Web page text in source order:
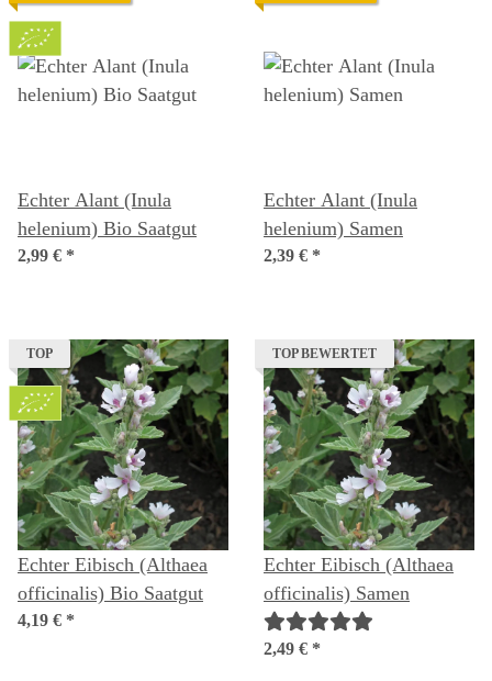
Echter Alant (Inula
helenium) Bio Saatgut
2,99 € *
Echter Alant (Inula
helenium) Samen
2,39 € *
TOP
Echter Eibisch (Althaea
officinalis) Bio Saatgut
4,19 € *
TOP BEWERTET
Echter Eibisch (Althaea
officinalis) Samen
2,49 € *